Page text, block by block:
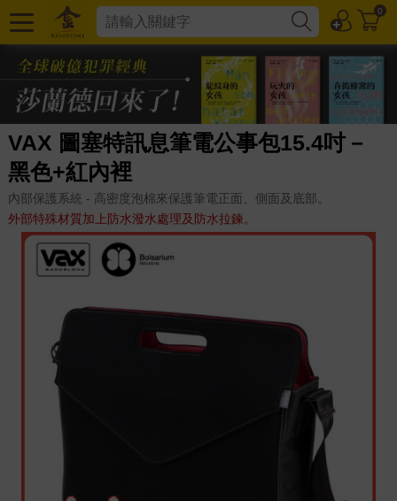
0
VAX 圖塞特訊息筆電公事包15.4吋－
黑色+紅內裡
內部保護系統 - 高密度泡棉來保護筆電正面、側面及底部。
外部特殊材質加上防水潑水處理及防水拉鍊。